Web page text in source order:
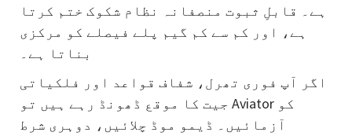
ہے۔ قابلِ ثبوت منصفانہ نظام شکوک ختم کرتا
ہے، اور کم سے کم گیم پلے فیصلے کو مرکزی
بناتا ہے۔
اگر آپ فوری تھرل، شفاف قواعد اور فلکیاتی
جیت کا موقع ڈھونڈ رہے ہیں تو Aviator کو
آزمائیں۔ ڈیمو موڈ چلائیں، دوہری شرط